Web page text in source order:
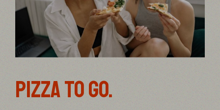
PIZZA TO GO.